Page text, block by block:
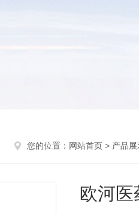
您的位置： 网站首页 > 产品展
欧河医